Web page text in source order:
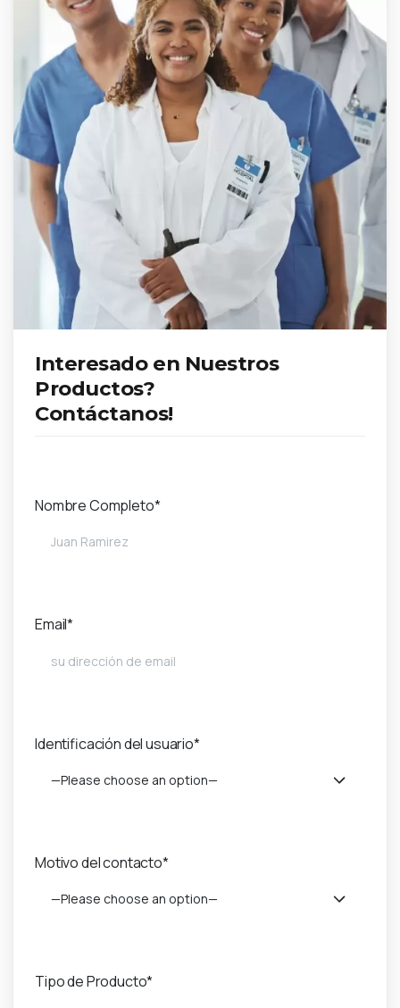
Interesado en Nuestros
Productos?
Contáctanos!
Nombre Completo*
Email*
Identificación del usuario*
—Please choose an option—
Motivo del contacto*
—Please choose an option—
Tipo de Producto*